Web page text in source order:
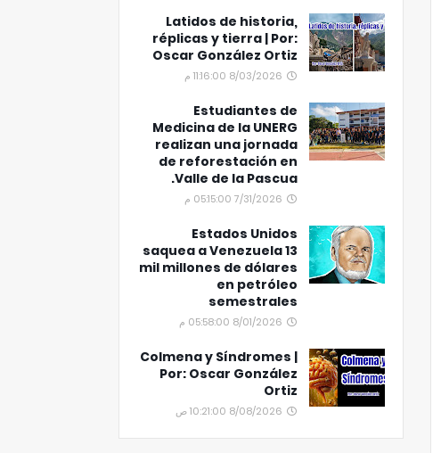
Latidos de historia,
réplicas y tierra | Por:
Oscar González Ortiz
8/03/2026 11:16:00 م
Estudiantes de
Medicina de la UNERG
realizan una jornada
de reforestación en
Valle de la Pascua.
7/31/2026 05:15:00 م
Estados Unidos
saquea a Venezuela 13
mil millones de dólares
en petróleo
semestrales
8/01/2026 05:58:00 م
Colmena y Síndromes |
Por: Oscar González
Ortiz
8/08/2026 10:21:00 ص